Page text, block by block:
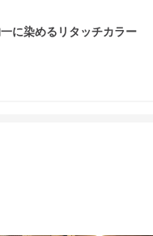
に染めるリタッチカラー